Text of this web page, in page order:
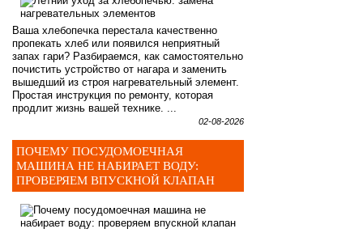
Ваша хлебопечка перестала качественно
пропекать хлеб или появился неприятный
запах гари? Разбираемся, как самостоятельно
почистить устройство от нагара и заменить
вышедший из строя нагревательный элемент.
Простая инструкция по ремонту, которая
продлит жизнь вашей технике. ...
02-08-2026
ПОЧЕМУ ПОСУДОМОЕЧНАЯ
МАШИНА НЕ НАБИРАЕТ ВОДУ:
ПРОВЕРЯЕМ ВПУСКНОЙ КЛАПАН